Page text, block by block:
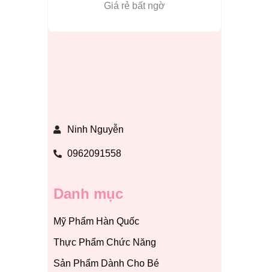
Giá rẻ bất ngờ
Ninh Nguyễn
0962091558
Danh mục
Mỹ Phẩm Hàn Quốc
Thực Phẩm Chức Năng
Sản Phẩm Dành Cho Bé